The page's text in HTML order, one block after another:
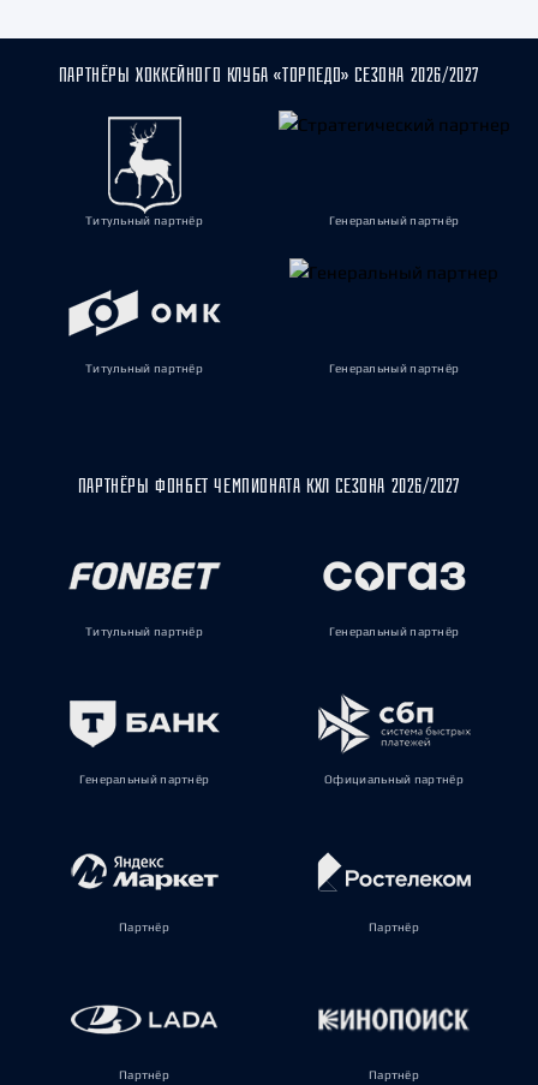
ПАРТНЁРЫ ХОККЕЙНОГО КЛУБА «ТОРПЕДО» СЕЗОНА 2026/2027
Титульный партнёр Генеральный партнёр
Титульный партнёр Генеральный партнёр
ПАРТНЁРЫ ФОНБЕТ ЧЕМПИОНАТА КХЛ СЕЗОНА 2026/2027
Титульный партнёр Генеральный партнёр
Генеральный партнёр Официальный партнёр
Партнёр Партнёр
Партнёр Партнёр